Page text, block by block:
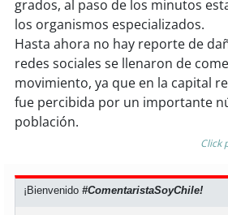
soyvalparaíso
soy quillota
soy sanantonio
soysancarlos
grados, al paso de los minutos
los organismos especializados.
Hasta ahora no hay reporte de
redes sociales se llenaron de
movimiento, ya que en la capital
fue percibida por un importante
población.
Click
¡Bienvenido#ComentaristaSoyChile!